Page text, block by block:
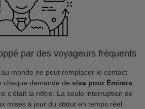
par des voyageurs fréquents
monde ne peut remplacer le contact
chaque demande de visa pour Émirats
c'était la nôtre. La seule interruption de
mises à jour du statut en temps réel.